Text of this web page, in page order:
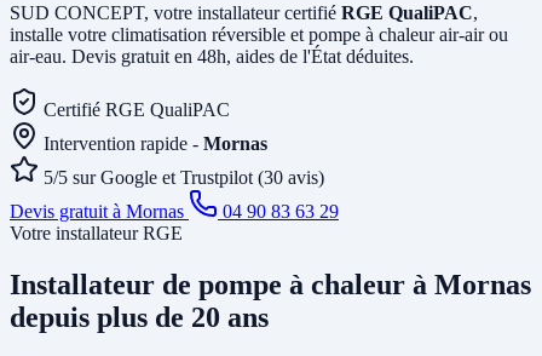
SUD CONCEPT, votre installateur certifié RGE QualiPAC,
installe votre climatisation réversible et pompe à chaleur air-air ou
air-eau. Devis gratuit en 48h, aides de l'État déduites.
Certifié RGE QualiPAC
Intervention rapide - Mornas
5/5 sur Google et Trustpilot (30 avis)
Devis gratuit à Mornas
04 90 83 63 29
Votre installateur RGE
Installateur de pompe à chaleur à Mornas
depuis plus de 20 ans